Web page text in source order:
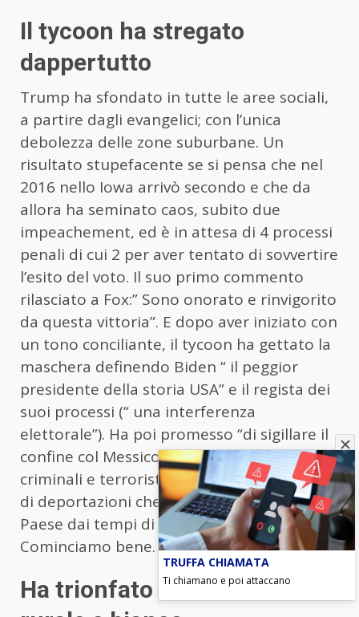
Il tycoon ha stregato
dappertutto
Trump ha sfondato in tutte le aree sociali,
a partire dagli evangelici; con l’unica
debolezza delle zone suburbane. Un
risultato stupefacente se si pensa che nel
2016 nello Iowa arrivò secondo e che da
allora ha seminato caos, subito due
impeachement, ed è in attesa di 4 processi
penali di cui 2 per aver tentato di sovvertire
l’esito del voto. Il suo primo commento
rilasciato a Fox:” Sono onorato e rinvigorito
da questa vittoria”. E dopo aver iniziato con
un tono conciliante, il tycoon ha gettato la
maschera definendo Biden “ il peggior
presidente della storia USA” e il regista dei
suoi processi (“ una interferenza
elettorale”). Ha poi promesso “di sigillare il
confine col Messico contro l’invasione di
criminali e terroristi attuando un sistema
di deportazioni che non si vede in questo
Paese dai tempi di Eisenhower”.
Cominciamo bene.
Ha trionfato in uno Stato
TRUFFA CHIAMATA
Ti chiamano e poi attaccano